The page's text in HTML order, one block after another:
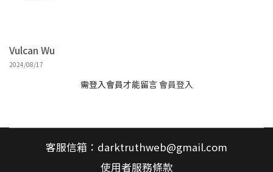
Vulcan Wu
2024/08/17
需登入會員才能留言會員登入
客服信箱： darktruthweb@gmail.com
使用者服務條款